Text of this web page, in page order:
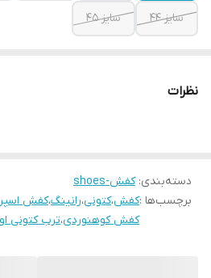
سایز ۴۴ سایز ۴۵
نظرات
دسته‌بندی:کفش-shoes
برچسب‌ها :کفش،کتونی،رانینگ،کفش
کفش کوهنوردی،ترب کتونی